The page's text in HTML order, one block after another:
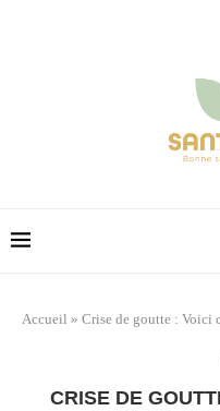
Accueil » Crise de goutte : Voici
CRISE DE